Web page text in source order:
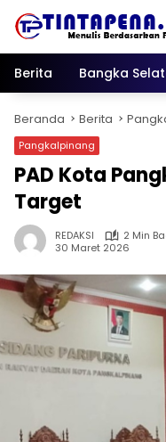
Berita
Bangka
Beranda Berita
Pangkalpinang
PAD Kota
Target
REDAKSI
2 Min
30 Maret 2026